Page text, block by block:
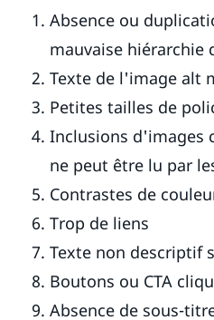
Absence ou
mauvaise hiérarchie
Texte de l'image alt
Petites tailles de
Inclusions d'images
ne peut être lu par
Contrastes de
Trop de liens
Texte non descriptif
Boutons ou CTA
Absence de sous-